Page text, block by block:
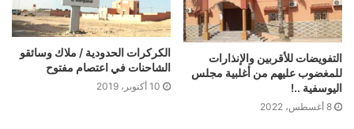
التفويضات للأقربين والإنذارات
للمغضوب عليهم من أغلبية مجلس
اليوسفية ..!
8 أغسطس، 2022
الكركرات الحدودية / ملاك وسائقو
الشاحنات في اعتصام مفتوح
10 أكتوبر، 2019